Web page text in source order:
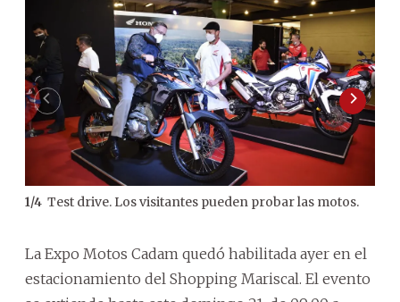
1/4 Test drive. Los visitantes pueden probar las motos.
La Expo Motos Cadam quedó habilitada ayer en el
estacionamiento del Shopping Mariscal. El evento